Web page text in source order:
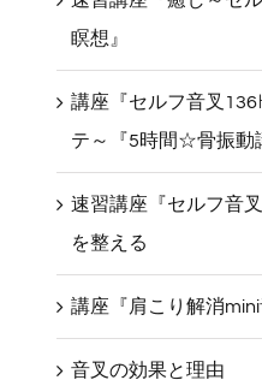
瞑想』
講座『セルフ音叉
テ～『5時間☆骨振動
速習講座『セルフ音
を整える
講座『肩こり解消mini
音叉の効果と理由